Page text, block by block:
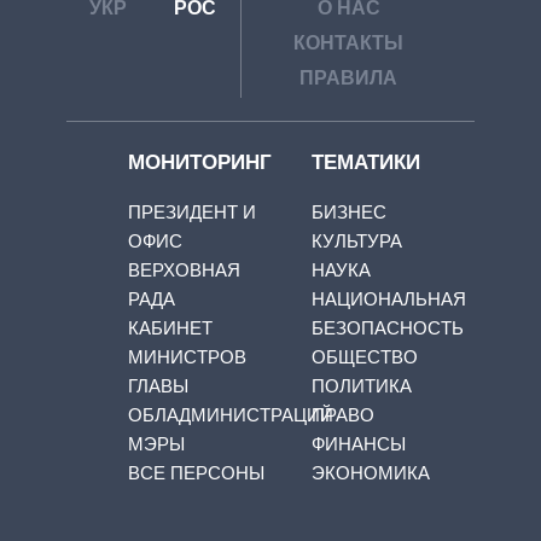
УКР РОС
О НАС
КОНТАКТЫ
ПРАВИЛА
МОНИТОРИНГ
ПРЕЗИДЕНТ И
ОФИС
ВЕРХОВНАЯ
РАДА
КАБИНЕТ
МИНИСТРОВ
ГЛАВЫ
ОБЛАДМИНИСТРАЦИЙ
МЭРЫ
ВСЕ ПЕРСОНЫ
ТЕМАТИКИ
БИЗНЕС
КУЛЬТУРА
НАУКА
НАЦИОНАЛЬНАЯ
БЕЗОПАСНОСТЬ
ОБЩЕСТВО
ПОЛИТИКА
ПРАВО
ФИНАНСЫ
ЭКОНОМИКА